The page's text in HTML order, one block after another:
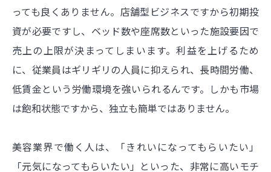
っても良くありません。店舗型ビジネスですから初期投
資が必要ですし、ベッド数や座席数といった施設要因で
売上の上限が決まってしまいます。利益を上げるため
に、従業員はギリギリの人員に抑えられ、長時間労働、
低賃金という労働環境を強いられるんです。しかも市場
は飽和状態ですから、独立も簡単ではありません。
美容業界で働く人は、「きれいになってもらいたい」
「元気になってもらいたい」といった、非常に高いモチ